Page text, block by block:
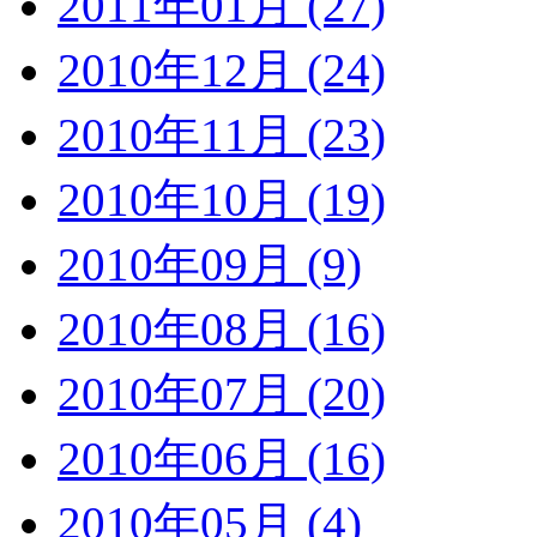
2010年12月 (24)
2010年11月 (23)
2010年10月 (19)
2010年09月 (9)
2010年08月 (16)
2010年07月 (20)
2010年06月 (16)
2010年05月 (4)